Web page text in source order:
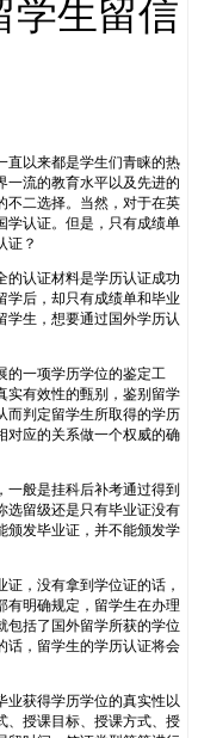
学生留信
直以来都是学生们青睐的热
一流的教育水平以及先进的
不二选择。当然，对于在英
学认证。但是，只有成绩单
证？
的认证材料是学历认证成功
学后，却只有成绩单和毕业
学生，想要通过国外学历认
的一项学历学位的鉴定工
实有效性的甄别，鉴别留学
而判定留学生所取得的学历
对应的关系做一个权威的确
一般是挂科后补考通过得到
选留级还是只有毕业证没有
颁发毕业证，并不能颁发学
，没有拿到学位证的话，
有明确规定，留学生在办理
包括了国外留学所获的学位
话，留学生的学历认证将会
业获得学历学位的真实性以
、授课目标、授课方式、授